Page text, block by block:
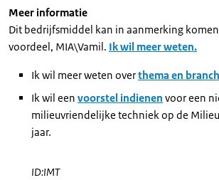
Meer informatie
Dit bedrijfsmiddel kan in aanmerking
voordeel, MIA\Vamil. Ik wil meer weten.
Ik wil meer weten overthema en
Ik wil een voorstel indienen voor een
milieuvriendelijke techniek op de
jaar.
ID:IMT